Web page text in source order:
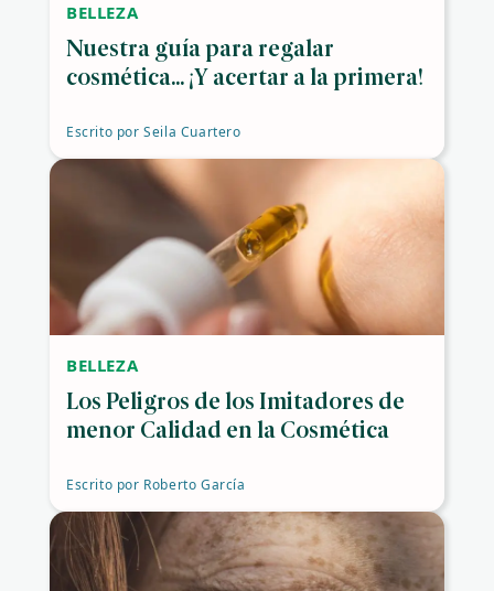
BELLEZA
Nuestra guía para regalar
cosmética... ¡Y acertar a la primera!
Escrito por Seila Cuartero
BELLEZA
Los Peligros de los Imitadores de
menor Calidad en la Cosmética
Escrito por Roberto García